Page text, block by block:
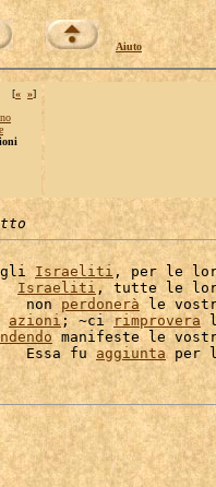
Aiuto
[« »]
Israeliti , per le
Israeliti , tutte le
non perdonerà le
azioni; ~ci rimprovera
manifeste le
Essa fu aggiunta per